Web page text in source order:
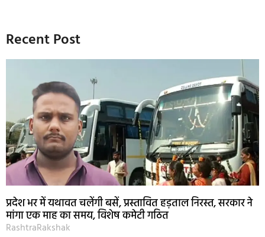
Recent Post
प्रदेश भर में यथावत चलेंगी बसें, प्रस्तावित हड़ताल निरस्त, सरकार ने
मांगा एक माह का समय, विशेष कमेटी गठित
RashtraRakshak